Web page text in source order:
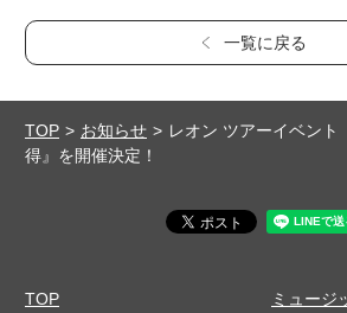
一覧に戻る
TOP お知らせ
レオン ツアーイベント
得』を開催決定！
TOP
ミュージ